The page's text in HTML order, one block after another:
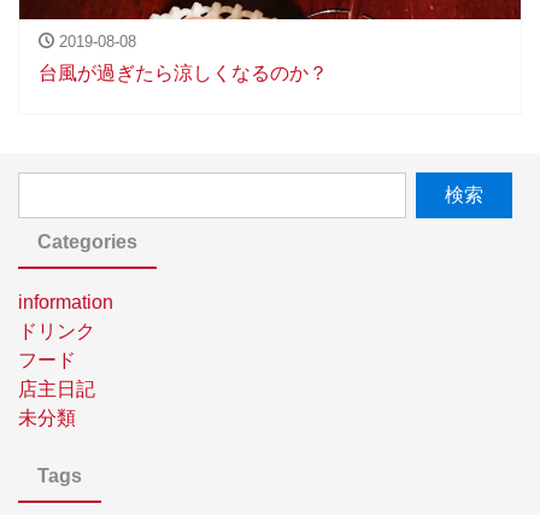
2019-08-08
台風が過ぎたら涼しくなるのか？
Categories
information
ドリンク
フード
店主日記
未分類
Tags